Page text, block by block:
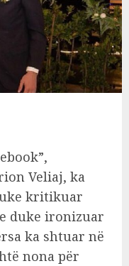
Veliaj, ka
kritikuar
duke ironizuar
ka shtuar në
nona për